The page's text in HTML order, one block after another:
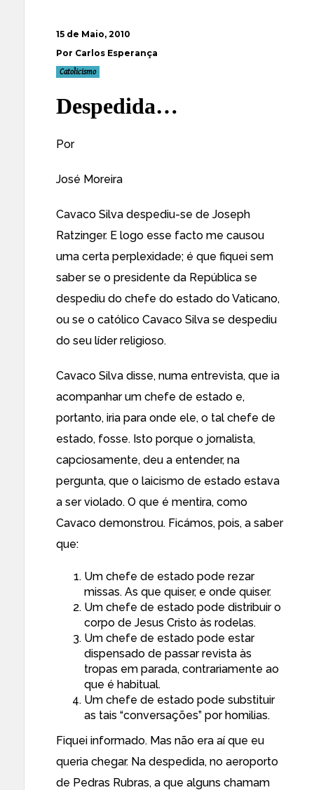
15 de Maio, 2010
Por Carlos Esperança
Catolicismo
Despedida…
Por
José Moreira
Cavaco Silva despediu-se de Joseph
Ratzinger. E logo esse facto me causou
uma certa perplexidade; é que fiquei sem
saber se o presidente da República se
despediu do chefe do estado do Vaticano,
ou se o católico Cavaco Silva se despediu
do seu líder religioso.
Cavaco Silva disse, numa entrevista, que ia
acompanhar um chefe de estado e,
portanto, iria para onde ele, o tal chefe de
estado, fosse. Isto porque o jornalista,
capciosamente, deu a entender, na
pergunta, que o laicismo de estado estava
a ser violado. O que é mentira, como
Cavaco demonstrou. Ficámos, pois, a saber
que:
Um chefe de estado pode rezar
missas. As que quiser, e onde quiser.
Um chefe de estado pode distribuir o
corpo de Jesus Cristo às rodelas.
Um chefe de estado pode estar
dispensado de passar revista às
tropas em parada, contrariamente ao
que é habitual.
Um chefe de estado pode substituir
as tais “conversações” por homilias.
Fiquei informado. Mas não era aí que eu
queria chegar. Na despedida, no aeroporto
de Pedras Rubras, a que alguns chamam